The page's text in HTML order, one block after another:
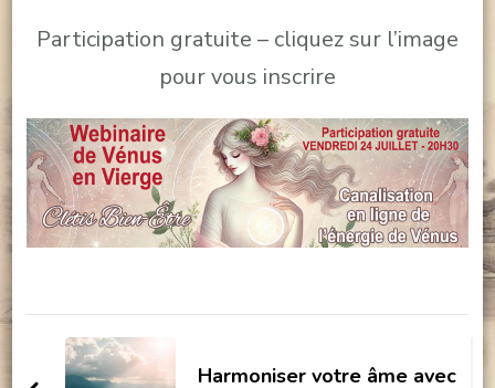
Participation gratuite – cliquez sur l’image
pour vous inscrire
Navigation
d'article
Harmoniser votre âme avec